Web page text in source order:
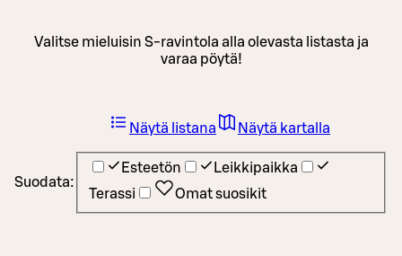
Valitse mieluisin S-ravintola alla olevasta listasta ja
varaa pöytä!
Suodata:
Esteetön
Leikkipaikka
Terassi
Omat suosikit
Näytä listana Näytä kartalla